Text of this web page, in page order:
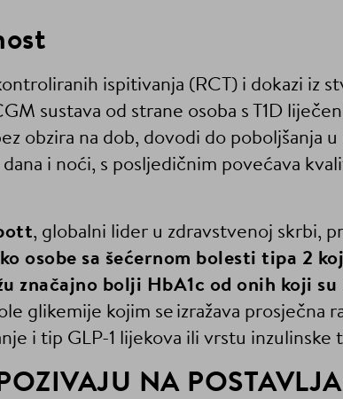
ispitivanja (RCT) i dokazi iz
sustava od strane osoba s T1D
obzira na dob, dovodi do poboljšanja
i noći, s posljedičnim povećava
, globalni lider u zdravstvenoj skrbi,
osobe sa šećernom bolesti tipa 2
značajno bolji HbA1c od onih koji
glikemije kojim se izražava prosječna
i tip GLP-1 lijekova ili vrstu inzulinske
NA